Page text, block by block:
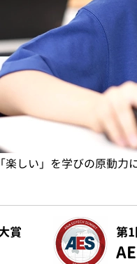
ラで楽しく基本を学びま
賞 第